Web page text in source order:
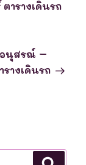
ารางเดินรถ
อนุสรณ์ –
างเดินรถ